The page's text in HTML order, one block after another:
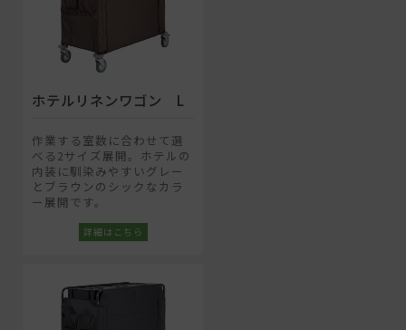
ホテルリネンワゴン L
作業する室数に合わせて選
べる2サイズ展開。ホテルの
内装に馴染みやすいグレー
とブラウンのシックなカラ
ー展開です。